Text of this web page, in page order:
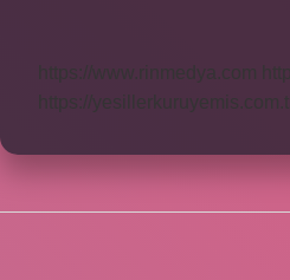
https://www.rinmedya.com
https://